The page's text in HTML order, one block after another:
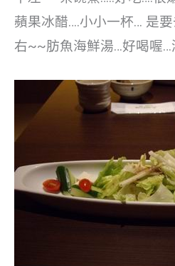
蘋果冰醋….小小一杯… 是
右~~肪魚海鮮湯…好喝喔…